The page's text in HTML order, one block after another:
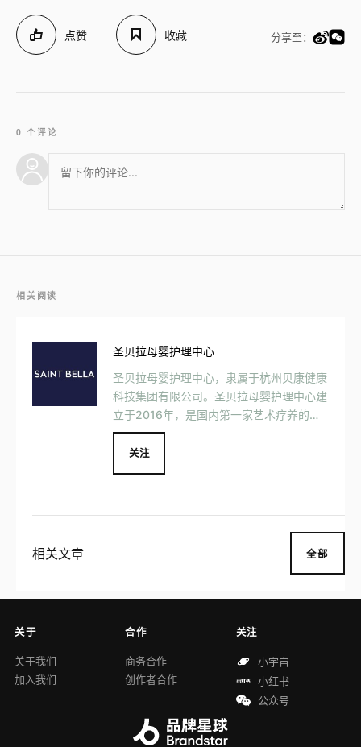
点赞 收藏 分享至：
0 个评论
相关阅读
圣贝拉母婴护理中心
圣贝拉母婴护理中心，隶属于杭州贝康健康
科技集团有限公司。圣贝拉母婴护理中心建
立于2016年，是国内第一家艺术疗养的母
婴月子会所。圣贝拉母婴护理中心源自中国
台湾地区产后护理团队，通过了ISO9001认
证母婴护理体系 。秉承西尔斯医学博士亲
关注
相关文章 全部
关于
关于我们
加入我们
合作
商务合作
创作者合作
关注
小宇宙
小红书
公众号